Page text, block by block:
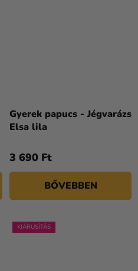
Gyerek papucs - Jégvarázs
Elsa lila
3 690 Ft
BŐVEBBEN
KIÁRUSÍTÁS